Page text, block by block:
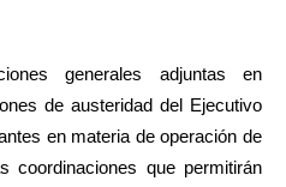
generales adjuntas en
de austeridad del Ejecutivo
en materia de operación de
coordinaciones que permitirán